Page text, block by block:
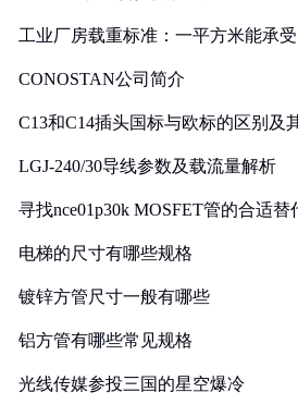
工业厂房载重标准：一平方米能承
CONOSTAN公司简介
C13和C14插头国标与欧标的区别及
LGJ-240/30导线参数及载流量解析
寻找nce01p30k MOSFET管的合适替
电梯的尺寸有哪些规格
镀锌方管尺寸一般有哪些
铝方管有哪些常见规格
光线传媒参投三国的星空爆冷